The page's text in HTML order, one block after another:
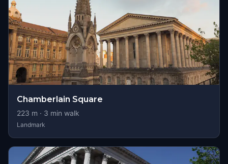
Chamberlain Square
223 m · 3 min walk
Landmark